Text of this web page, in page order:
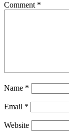
Comment *
Name *
Email *
Website